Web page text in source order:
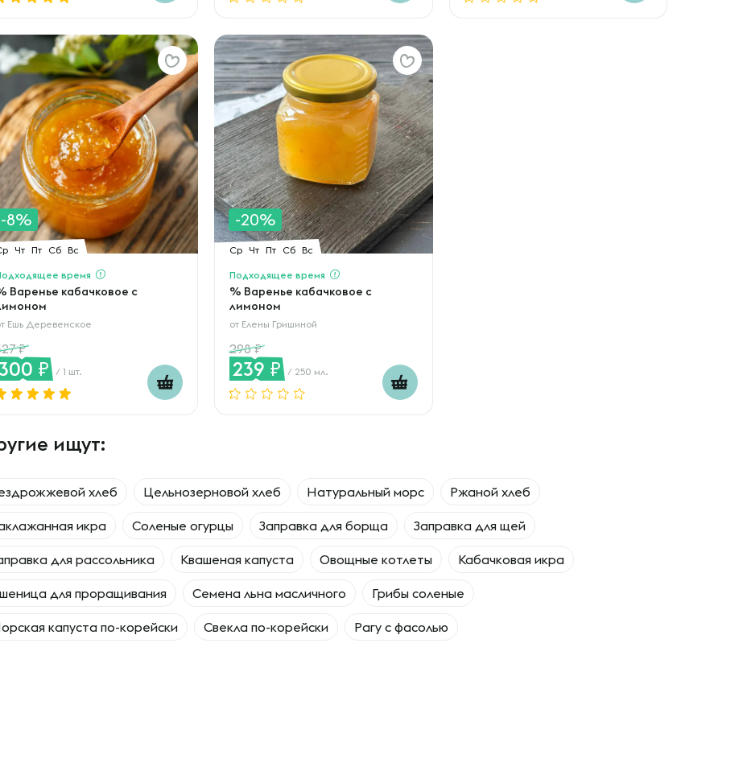
-8%
Чт Пт Сб Вс
время
Варенье кабачковое с
Ешь Деревенское
300 / 1 шт.
-20%
Ср Чт Пт Сб Вс
Подходящее время
% Варенье кабачковое с
лимоном
от Елены Гришиной
298
239 / 250 мл.
ищут:
хлеб Цельнозерновой хлеб Натуральный морс Ржаной хлеб
икра Соленые огурцы Заправка для борща Заправка для щей
для рассольника Квашеная капуста Овощные котлеты Кабачковая икра
для проращивания Семена льна масличного Грибы соленые
капуста по-корейски Свекла по-корейски Рагу с фасолью